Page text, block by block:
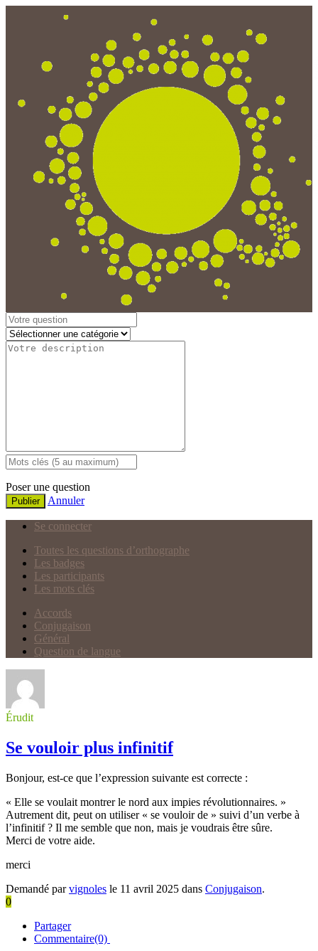
Poser une question
Publier Annuler
Se connecter
Toutes les questions d’orthographe
Les badges
Les participants
Les mots clés
Accords
Conjugaison
Général
Question de langue
Érudit
Se vouloir plus infinitif
Bonjour, est-ce que l’expression suivante est correcte :
« Elle se voulait montrer le nord aux impies révolutionnaires. »
Autrement dit, peut on utiliser « se vouloir de » suivi d’un verbe à
l’infinitif ? Il me semble que non, mais je voudrais être sûre.
Merci de votre aide.
merci
Demandé parvignoles le 11 avril 2025 dans Conjugaison.
0
Partager
Commentaire(0)